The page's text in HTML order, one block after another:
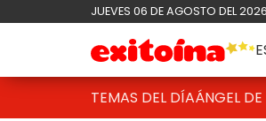
JUEVES 06 DE AGOSTO DEL 2026
TEMAS DEL DÍAÁNGEL